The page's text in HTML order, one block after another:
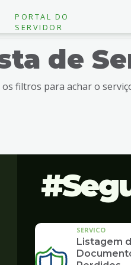
PORTAL DO
SERVIDOR
de
os filtros para achar o
SERVICO
Listagem